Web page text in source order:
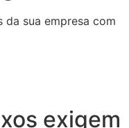
da sua empresa com
exigem